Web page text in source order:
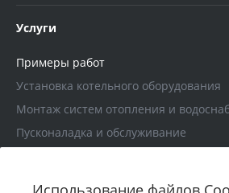
Услуги
Примеры работ
Установка котельного оборудования
Монтаж систем отопления и
Пусконаладка и обслуживание